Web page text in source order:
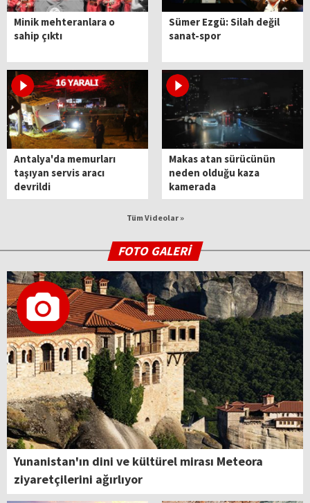
Minik mehteranlara o
sahip çıktı
Sümer Ezgü: Silah değil
sanat-spor
Antalya'da memurları
taşıyan servis aracı
devrildi
Makas atan sürücünün
neden olduğu kaza
kamerada
Tüm Videolar »
FOTO GALERİ
Yunanistan'ın dini ve kültürel mirası Meteora
ziyaretçilerini ağırlıyor